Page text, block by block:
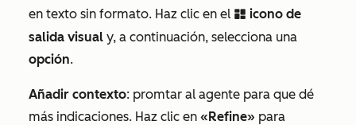
en texto sin formato. Haz clic en el dashboards icono de
salida visual y, a continuación, selecciona una
opción.
Añadir contexto: promtar al agente para que dé
más indicaciones. Haz clic en «Refine» para